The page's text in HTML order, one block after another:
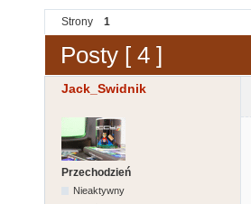
Strony 1
Posty [ 4 ]
Jack_Swidnik
Przechodzień
Nieaktywny